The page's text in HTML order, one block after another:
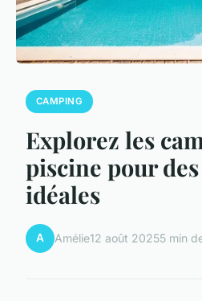
CAMPING
Explorez les
piscine pour
idéales
A Amélie12 août 20255 min